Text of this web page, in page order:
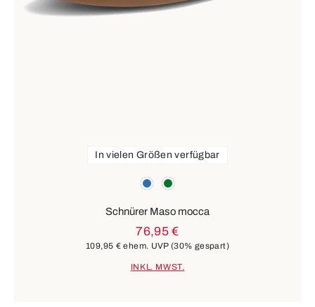
blau grün
In vielen Größen verfügbar
Schnürer Maso mocca
76,95 €
109,95 € ehem. UVP(30% gespart)
INKL. MWST.